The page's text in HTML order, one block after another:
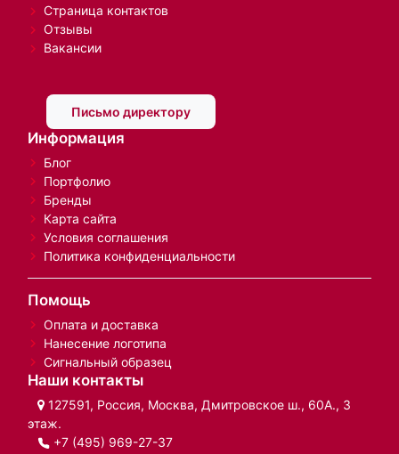
Страница контактов
Отзывы
Вакансии
Письмо директору
Информация
Блог
Портфолио
Бренды
Карта сайта
Условия соглашения
Политика конфиденциальности
Помощь
Оплата и доставка
Нанесение логотипа
Сигнальный образец
Наши контакты
127591, Россия, Москва, Дмитровское ш., 60А., 3
этаж.
+7 (495) 969-27-37